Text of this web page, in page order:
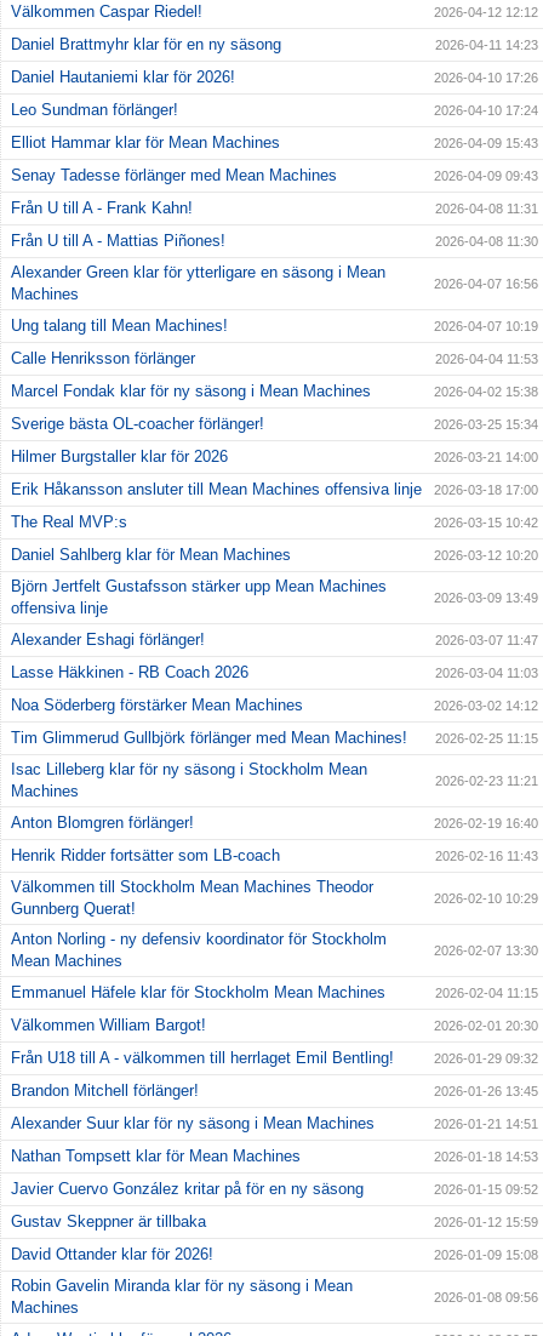
Välkommen Caspar Riedel! 2026-04-12 12:12
Daniel Brattmyhr klar för en ny säsong 2026-04-11 14:23
Daniel Hautaniemi klar för 2026! 2026-04-10 17:26
Leo Sundman förlänger! 2026-04-10 17:24
Elliot Hammar klar för Mean Machines 2026-04-09 15:43
Senay Tadesse förlänger med Mean Machines 2026-04-09 09:43
Från U till A - Frank Kahn! 2026-04-08 11:31
Från U till A - Mattias Piñones! 2026-04-08 11:30
Alexander Green klar för ytterligare en säsong i Mean
Machines
2026-04-07 16:56
Ung talang till Mean Machines! 2026-04-07 10:19
Calle Henriksson förlänger 2026-04-04 11:53
Marcel Fondak klar för ny säsong i Mean Machines 2026-04-02 15:38
Sverige bästa OL-coacher förlänger! 2026-03-25 15:34
Hilmer Burgstaller klar för 2026 2026-03-21 14:00
Erik Håkansson ansluter till Mean Machines offensiva linje 2026-03-18 17:00
The Real MVP:s 2026-03-15 10:42
Daniel Sahlberg klar för Mean Machines 2026-03-12 10:20
Björn Jertfelt Gustafsson stärker upp Mean Machines
offensiva linje
2026-03-09 13:49
Alexander Eshagi förlänger! 2026-03-07 11:47
Lasse Häkkinen - RB Coach 2026 2026-03-04 11:03
Noa Söderberg förstärker Mean Machines 2026-03-02 14:12
Tim Glimmerud Gullbjörk förlänger med Mean Machines! 2026-02-25 11:15
Isac Lilleberg klar för ny säsong i Stockholm Mean
Machines
2026-02-23 11:21
Anton Blomgren förlänger! 2026-02-19 16:40
Henrik Ridder fortsätter som LB-coach 2026-02-16 11:43
Välkommen till Stockholm Mean Machines Theodor
Gunnberg Querat!
2026-02-10 10:29
Anton Norling - ny defensiv koordinator för Stockholm
Mean Machines
2026-02-07 13:30
Emmanuel Häfele klar för Stockholm Mean Machines 2026-02-04 11:15
Välkommen William Bargot! 2026-02-01 20:30
Från U18 till A - välkommen till herrlaget Emil Bentling! 2026-01-29 09:32
Brandon Mitchell förlänger! 2026-01-26 13:45
Alexander Suur klar för ny säsong i Mean Machines 2026-01-21 14:51
Nathan Tompsett klar för Mean Machines 2026-01-18 14:53
Javier Cuervo González kritar på för en ny säsong 2026-01-15 09:52
Gustav Skeppner är tillbaka 2026-01-12 15:59
David Ottander klar för 2026! 2026-01-09 15:08
Robin Gavelin Miranda klar för ny säsong i Mean
Machines
2026-01-08 09:56